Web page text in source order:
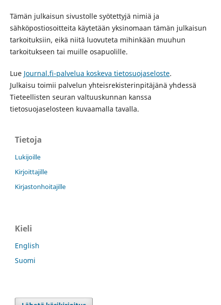
Tämän julkaisun sivustolle syötettyjä nimiä ja
sähköpostiosoitteita käytetään yksinomaan tämän julkaisun
tarkoituksiin, eikä niitä luovuteta mihinkään muuhun
tarkoitukseen tai muille osapuolille.
Lue Journal.fi-palvelua koskeva tietosuojaseloste.
Julkaisu toimii palvelun yhteisrekisterinpitäjänä yhdessä
Tieteellisten seuran valtuuskunnan kanssa
tietosuojaselosteen kuvaamalla tavalla.
Tietoja
Lukijoille
Kirjoittajille
Kirjastonhoitajille
Kieli
English
Suomi